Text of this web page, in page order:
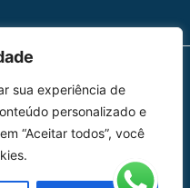
sua experiência de
personalizado e
“Aceitar todos”, você
MAPA DO SITE
Home Sobre Nós